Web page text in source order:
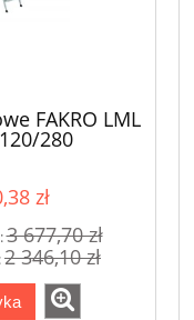
FAKRO LML
280
zł
3 677,70 zł
2 346,10 zł